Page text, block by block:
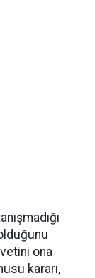
ona
kararı,